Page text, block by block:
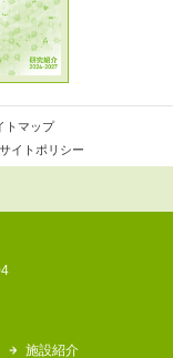
トマップ
サイトポリシー
施設紹介